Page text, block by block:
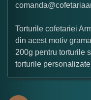
Torturile cofetariei
din acest motiv
200g pentru torturile
torturile